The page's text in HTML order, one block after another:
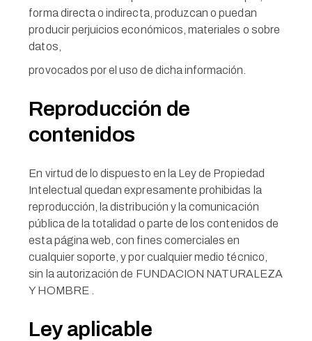
forma directa o indirecta, produzcan o puedan
producir perjuicios económicos, materiales o sobre
datos,
provocados por el uso de dicha información.
Reproducción de
contenidos
En virtud de lo dispuesto en la Ley de Propiedad
Intelectual quedan expresamente prohibidas la
reproducción, la distribución y la comunicación
pública de la totalidad o parte de los contenidos de
esta página web, con fines comerciales en
cualquier soporte, y por cualquier medio técnico,
sin la autorización de FUNDACION NATURALEZA
Y HOMBRE .
Ley aplicable